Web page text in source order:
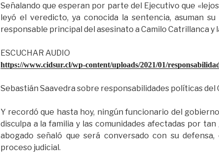
Señalando que esperan por parte del Ejecutivo que
leyó el veredicto, ya conocida la sentencia, asuman
responsable principal del asesinato a Camilo Catrillanca y
ESCUCHAR AUDIO
https://www.cidsur.cl/wp-content/uploads/2021/01/
Sebastián Saavedra sobre responsabilidades políticas del
Y recordó que hasta hoy, ningún funcionario del
disculpa a la familia y las comunidades afectadas por
abogado señaló que será conversado con su
proceso judicial.